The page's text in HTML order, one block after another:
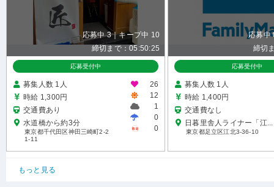
応募中 3｜キープ中 10
締切まで：05:50:24
応募受付中
募集人数 1人
時給 1,300円
交通費あり
水道橋から約3分
東京都千代田区神田三崎町2-2
1-11
26
12
1
0
0
応募中
締切
応募受付中
募集人数 1人
時給 1,400円
交通費なし
日暮里舎人ライナー「江...
東京都足立区江北3-36-10
もっと見る